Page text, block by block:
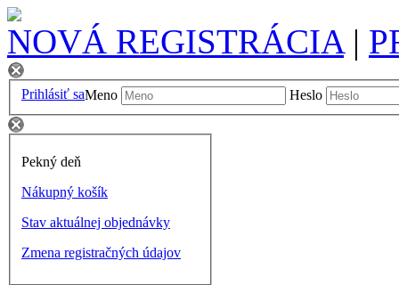
NOVÁ REGISTRÁCIA|
Meno Heslo
Prihlásiť sa
Pekný deň
Nákupný košík
Stav aktuálnej objednávky
Zmena registračných údajov